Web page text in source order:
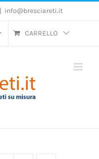
| info@bresciareti.it
CARRELLO